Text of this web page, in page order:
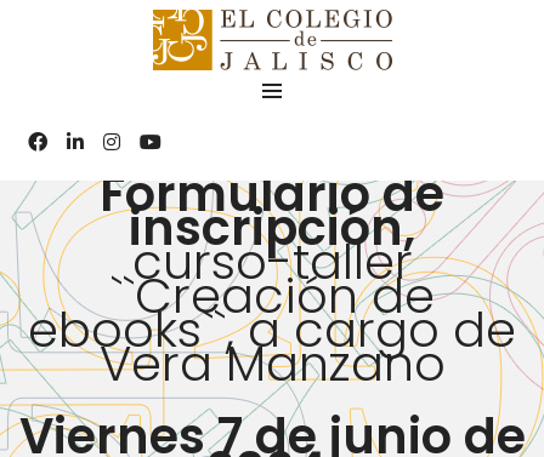
Formulario de
inscripción,
curso-taller
``Creación de
ebooks``, a cargo de
Vera Manzano
Viernes 7 de junio de